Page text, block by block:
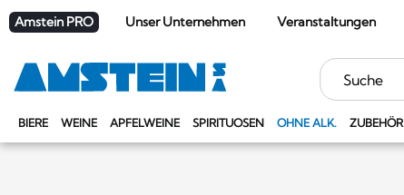
Amstein PRO Unser Unternehmen Veranstaltungen
BIERE WEINE APFELWEINE SPIRITUOSEN OHNE ALK. ZUBEHÖR
Stichwörter